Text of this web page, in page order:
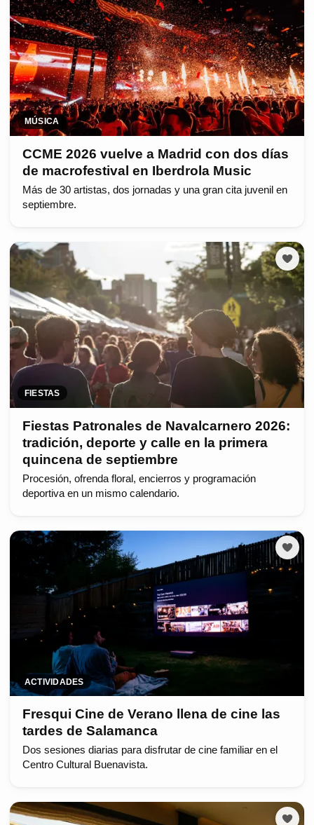
MÚSICA
CCME 2026 vuelve a Madrid con dos días
de macrofestival en Iberdrola Music
Más de 30 artistas, dos jornadas y una gran cita juvenil en
septiembre.
FIESTAS
Fiestas Patronales de Navalcarnero 2026:
tradición, deporte y calle en la primera
quincena de septiembre
Procesión, ofrenda floral, encierros y programación
deportiva en un mismo calendario.
ACTIVIDADES
Fresqui Cine de Verano llena de cine las
tardes de Salamanca
Dos sesiones diarias para disfrutar de cine familiar en el
Centro Cultural Buenavista.